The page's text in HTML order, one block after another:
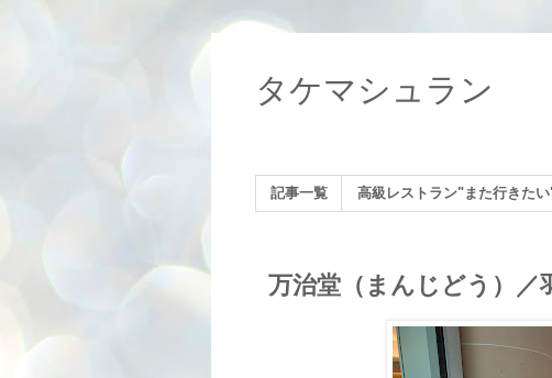
タケマシュラン
記事一覧 高級レストラン"また行きた
万治堂（まんじどう）／